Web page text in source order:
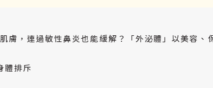
膚，連過敏性鼻炎也能緩解？「外泌體」以美容、
體排斥